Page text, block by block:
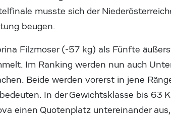
musste sich der
beugen.
Filzmoser (-57 kg) als Fünfte
Im Ranking werden nun auch
Beide werden vorerst in jene
In der Gewichtsklasse bis 63
einen Quotenplatz untereinander